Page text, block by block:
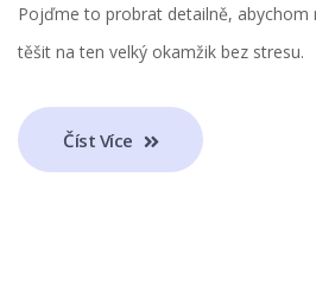
Pojďme to probrat detailně, abychom
těšit na ten velký okamžik bez stresu.
Číst Více